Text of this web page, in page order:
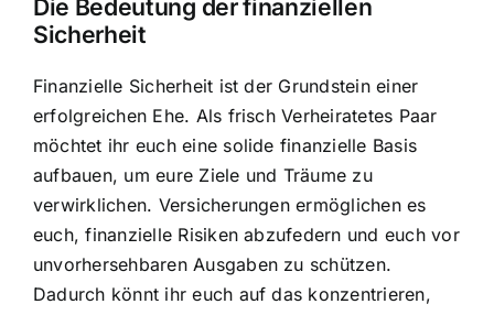
Die Bedeutung der finanziellen
Sicherheit
Finanzielle Sicherheit ist der Grundstein einer
erfolgreichen Ehe. Als frisch Verheiratetes Paar
möchtet ihr euch eine solide finanzielle Basis
aufbauen, um eure Ziele und Träume zu
verwirklichen. Versicherungen ermöglichen es
euch,finanzielle Risiken abzufedern und euch vor
unvorhersehbaren Ausgaben zu schützen.
Dadurch könnt ihr euch auf das konzentrieren,